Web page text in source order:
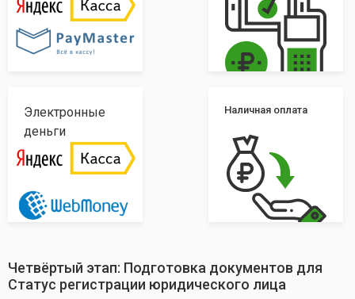
Электронные
деньги
Наличная оплата
Четвёртый этап: Подготовка документов для
Статус регистрации юридического лица